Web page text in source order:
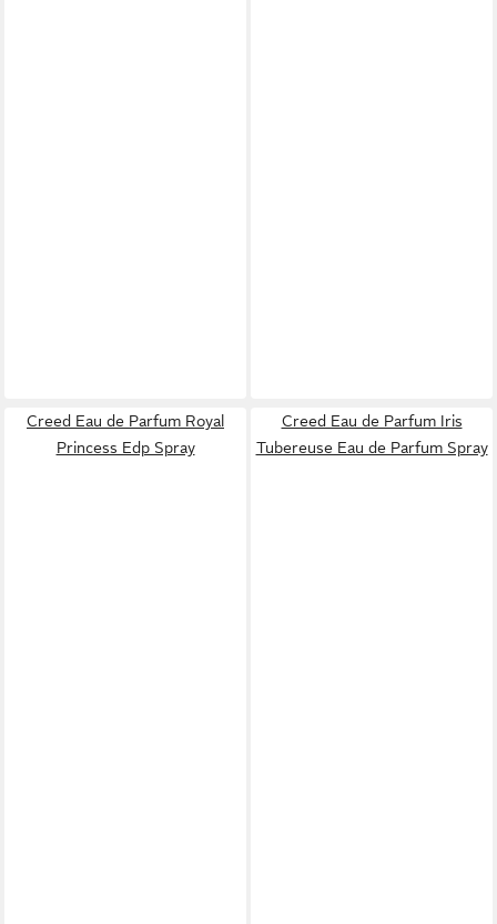
Creed Eau de Parfum Royal
Princess Edp Spray
Creed Eau de Parfum Iris
Tubereuse Eau de Parfum Spray